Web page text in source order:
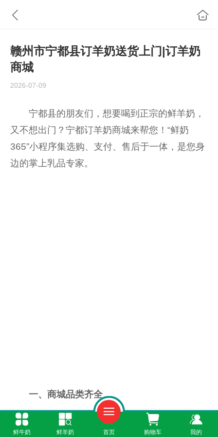
赣州市宁都县订羊奶送货上门|订羊奶
商城
2026-07-09
宁都县的朋友们，想要喝到正宗的鲜羊奶，
又不想出门？宁都订羊奶商城来帮您！“鲜奶
365”小程序集选购、支付、售后于一体，是您身
边的掌上乳品专家。
一、商城品类齐全
打开“鲜奶365”小程序，就像逛了一家大型乳
鲜牛奶 鲜羊奶 首页 购物车 我的